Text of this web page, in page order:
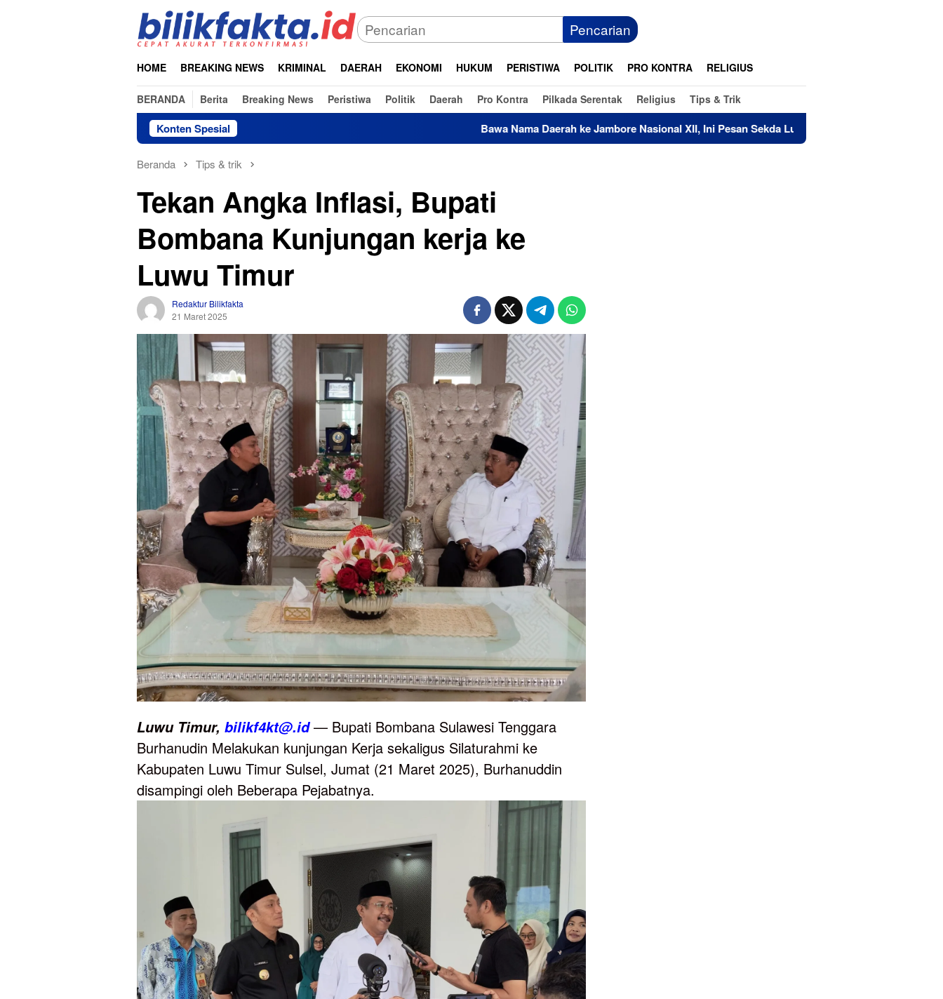
Pencarian
HOME BREAKING NEWS KRIMINAL DAERAH EKONOMI HUKUM PERISTIWA POLITIK PRO KONTRA RELIGIUS
BERANDA Berita Breaking News Peristiwa Politik Daerah Pro Kontra Pilkada Serentak Religius Tips & Trik
Konten Spesial Bawa Nama Daerah ke Jambore Nasional XII, Ini Pesan Sekda Luwu Timur
Beranda Tips & trik
Tekan Angka Inflasi, Bupati
Bombana Kunjungan kerja ke
Luwu Timur
Redaktur Bilikfakta
21 Maret 2025
Luwu Timur, bilikf4kt@.id— Bupati Bombana Sulawesi Tenggara
Burhanudin Melakukan kunjungan Kerja sekaligus Silaturahmi ke
Kabupaten Luwu Timur Sulsel, Jumat (21 Maret 2025), Burhanuddin
disampingi oleh Beberapa Pejabatnya.